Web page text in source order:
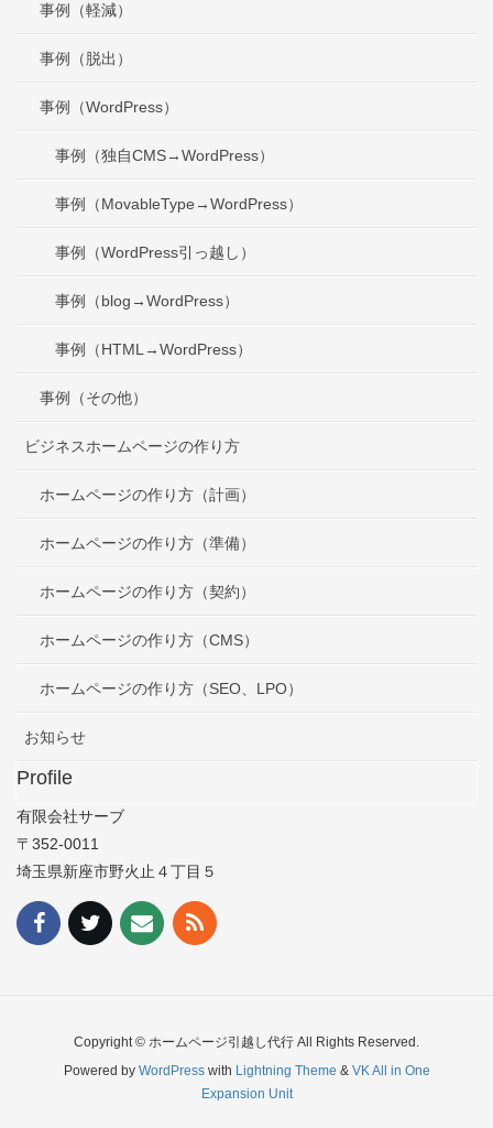
事例（軽減）
事例（脱出）
事例（WordPress）
事例（独自CMS→WordPress）
事例（MovableType→WordPress）
事例（WordPress引っ越し）
事例（blog→WordPress）
事例（HTML→WordPress）
事例（その他）
ビジネスホームページの作り方
ホームページの作り方（計画）
ホームページの作り方（準備）
ホームページの作り方（契約）
ホームページの作り方（CMS）
ホームページの作り方（SEO、LPO）
お知らせ
Profile
有限会社サーブ
〒352-0011
埼玉県新座市野火止４丁目５
Copyright © ホームページ引越し代行 All Rights Reserved.
Powered by WordPresswith Lightning Theme & VK All in One
Expansion Unit